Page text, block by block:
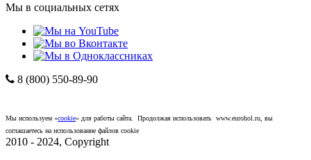
Мы в социальных сетях
8 (800) 550-89-90
Мы используем «cookie» для работы сайта. Продолжая использовать www.eurohol.ru, вы
соглашаетесь на использование файлов cookie
2010 - 2024, Copyright